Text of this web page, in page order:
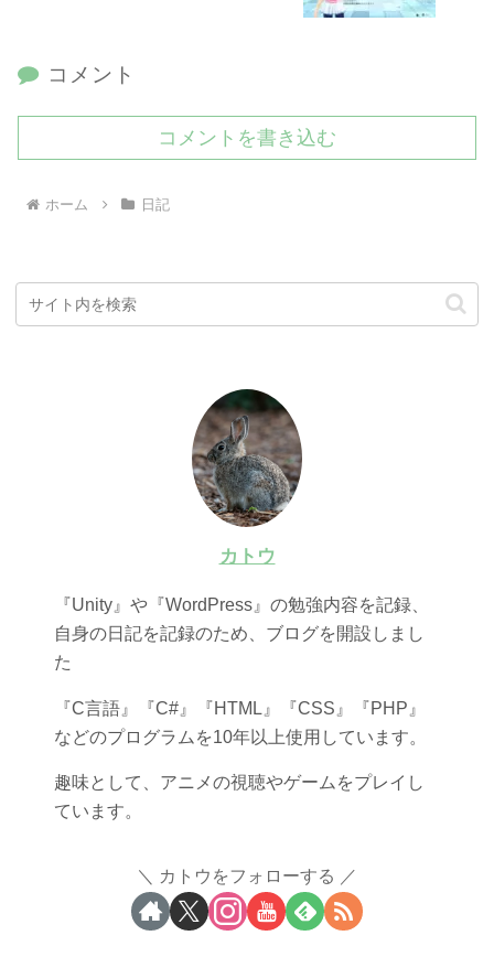
コメント
コメントを書き込む
ホーム 日記
カトウ
『Unity』や『WordPress』の勉強内容を記録、
自身の日記を記録のため、ブログを開設しまし
た
『C言語』『C#』『HTML』『CSS』『PHP』
などのプログラムを10年以上使用しています。
趣味として、アニメの視聴やゲームをプレイし
ています。
カトウをフォローする